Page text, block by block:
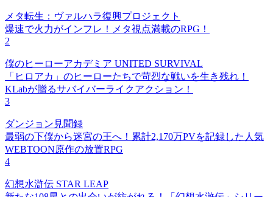
メタ転生：ヴァルハラ復興プロジェクト
爆速で火力がインフレ！メタ視点満載のRPG！
2
僕のヒーローアカデミア UNITED SURVIVAL
「ヒロアカ」のヒーローたちで苛烈な戦いを生き残れ！
KLabが贈るサバイバーライクアクション！
3
ダンジョン見聞録
最弱の下僕から迷宮の王へ！累計2,170万PVを記録した人気
WEBTOON原作の放置RPG
4
幻想水滸伝 STAR LEAP